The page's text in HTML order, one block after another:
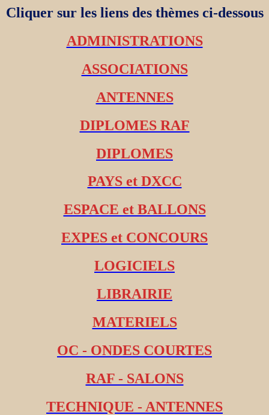
Cliquer sur les liens des thèmes ci-dessous
ADMINISTRATIONS
ASSOCIATIONS
ANTENNES
DIPLOMES RAF
DIPLOMES
PAYS et DXCC
ESPACE et BALLONS
EXPES et CONCOURS
LOGICIELS
LIBRAIRIE
MATERIELS
OC - ONDES COURTES
RAF - SALONS
TECHNIQUE - ANTENNES